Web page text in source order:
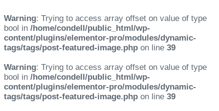
Warning: Trying to access array offset on value of type
bool in /home/condell/public_html/wp-
content/plugins/elementor-pro/modules/dynamic-
tags/tags/post-featured-image.php on line 39
Warning: Trying to access array offset on value of type
bool in /home/condell/public_html/wp-
content/plugins/elementor-pro/modules/dynamic-
tags/tags/post-featured-image.php on line 39